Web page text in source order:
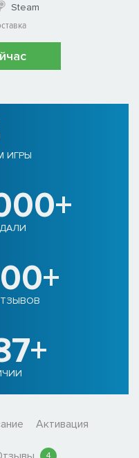
Steam
ИГРЫ
Активация
4